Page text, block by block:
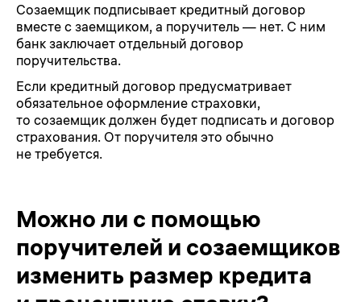
Созаемщик подписывает кредитный договор
вместе с заемщиком, а поручитель — нет. С ним
банк заключает отдельный договор
поручительства.
Если кредитный договор предусматривает
обязательное оформление страховки,
то созаемщик должен будет подписать и договор
страхования. От поручителя это обычно
не требуется.
Можно ли с помощью
поручителей и созаемщиков
изменить размер кредита